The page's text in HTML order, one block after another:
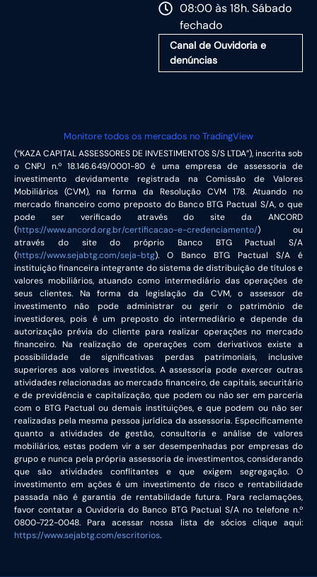
08:00 às 18h. Sábado
fechado
Canal de Ouvidoria e
denúncias
Monitore todos os mercados no TradingView
(“KAZA CAPITAL ASSESSORES DE INVESTIMENTOS S/S LTDA”), inscrita sob
o CNPJ n.º 18.146.649/0001-80 é uma empresa de assessoria de
investimento devidamente registrada na Comissão de Valores
Mobiliários (CVM), na forma da Resolução CVM 178. Atuando no
mercado financeiro como preposto do Banco BTG Pactual S/A, o que
pode ser verificado através do site da ANCORD
(https://www.ancord.org.br/certificacao-e-credenciamento/) ou
através do site do próprio Banco BTG Pactual S/A
(https://www.sejabtg.com/seja-btg). O Banco BTG Pactual S/A é
instituição financeira integrante do sistema de distribuição de títulos e
valores mobiliários, atuando como intermediário das operações de
seus clientes. Na forma da legislação da CVM, o assessor de
investimento não pode administrar ou gerir o patrimônio de
investidores, pois é um preposto do intermediário e depende da
autorização prévia do cliente para realizar operações no mercado
financeiro. Na realização de operações com derivativos existe a
possibilidade de significativas perdas patrimoniais, inclusive
superiores aos valores investidos. A assessoria pode exercer outras
atividades relacionadas ao mercado financeiro, de capitais, securitário
e de previdência e capitalização, que podem ou não ser em parceria
com o BTG Pactual ou demais instituições, e que podem ou não ser
realizadas pela mesma pessoa jurídica da assessoria. Especificamente
quanto a atividades de gestão, consultoria e análise de valores
mobiliários, estas podem vir a ser desempenhadas por empresas do
grupo e nunca pela própria assessoria de investimentos, considerando
que são atividades conflitantes e que exigem segregação. O
investimento em ações é um investimento de risco e rentabilidade
passada não é garantia de rentabilidade futura. Para reclamações,
favor contatar a Ouvidoria do Banco BTG Pactual S/A no telefone n.º
0800-722-0048. Para acessar nossa lista de sócios clique aqui:
https://www.sejabtg.com/escritorios.